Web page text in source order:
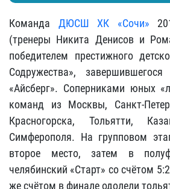
Команда ДЮСШ ХК «Сочи»
(тренеры Никита Денисов и
победителем престижного
Содружества»,
«Айсберг». Соперниками юных
команд из Москвы, Санкт-
Красногорска, Тольятти,
Симферополя. На групповом
второе место, затем в
челябинский «Старт» со счётом
же счётом в финале одолели